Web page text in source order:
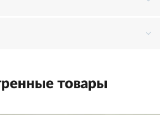
товары